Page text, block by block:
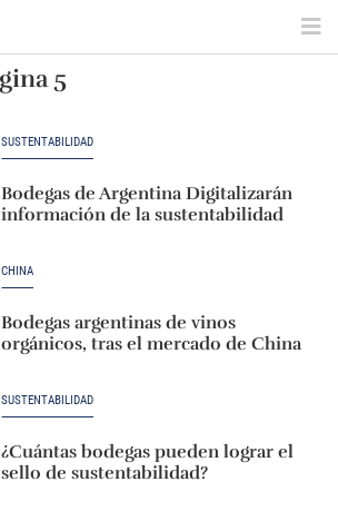
5
SUSTENTABILIDAD
Bodegas de Argentina Digitalizarán
información de la sustentabilidad
CHINA
Bodegas argentinas de vinos
orgánicos, tras el mercado de China
SUSTENTABILIDAD
¿Cuántas bodegas pueden lograr el
sello de sustentabilidad?